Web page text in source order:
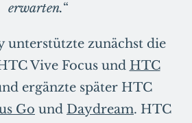
erwarten.“
unterstützte zunächst die
Vive Focus und HTC
ergänzte später HTC
Go und Daydream. HTC